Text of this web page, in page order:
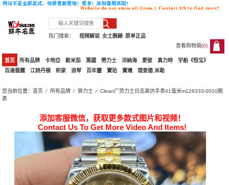
热门搜索： 原单正品
女士腕錶
视频解说
查看购物袋(0)
0
首页 所有品牌 卡地亞 歐米茄 萬國 勞力士 沛納海 愛彼 真力時
宇舶《恒宝》
百達翡麗
江詩丹頓 积家 浪琴 百年靈 寶珀 寶璣 理查德.米勒
您当前位置：首页 ⁄所有品牌 ⁄勞力士 ⁄ Clean厂劳力士日志高仿手表41毫米m126333-0010腕
表
添加客服微信，获取更多款式图片和视频！
Contact Us To Get More Video And Items!